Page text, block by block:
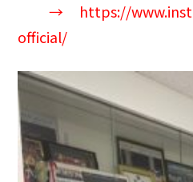
→ https://
official/